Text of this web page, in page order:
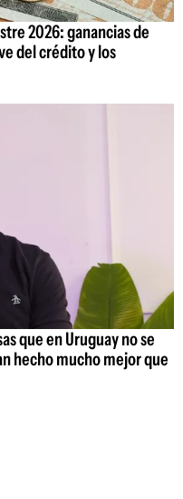
2026: ganancias de
del crédito y los
que en Uruguay no se
hecho mucho mejor que